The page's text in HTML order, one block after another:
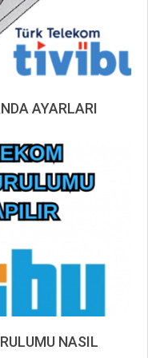
AYARLARI
NASIL